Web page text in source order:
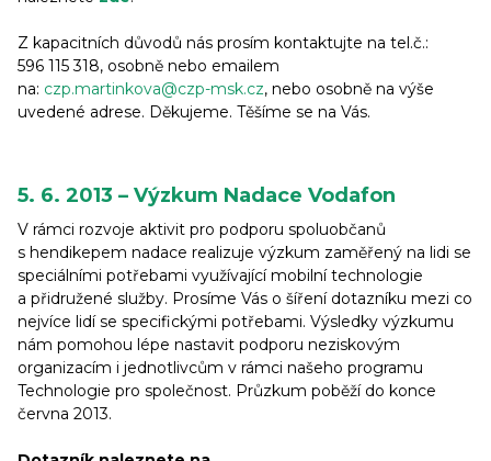
Z kapacitních důvodů nás prosím kontaktujte na tel.č.:
596 115 318, osobně nebo emailem
na: czp.martinkova@czp-msk.cz, nebo osobně na výše
uvedené adrese. Děkujeme. Těšíme se na Vás.
5. 6. 2013 – Výzkum Nadace Vodafon
V rámci rozvoje aktivit pro podporu spoluobčanů
s hendikepem nadace realizuje výzkum zaměřený na lidi se
speciálními potřebami využívající mobilní technologie
a přidružené služby. Prosíme Vás o šíření dotazníku mezi co
nejvíce lidí se specifickými potřebami. Výsledky výzkumu
nám pomohou lépe nastavit podporu neziskovým
organizacím i jednotlivcům v rámci našeho programu
Technologie pro společnost. Průzkum poběží do konce
června 2013.